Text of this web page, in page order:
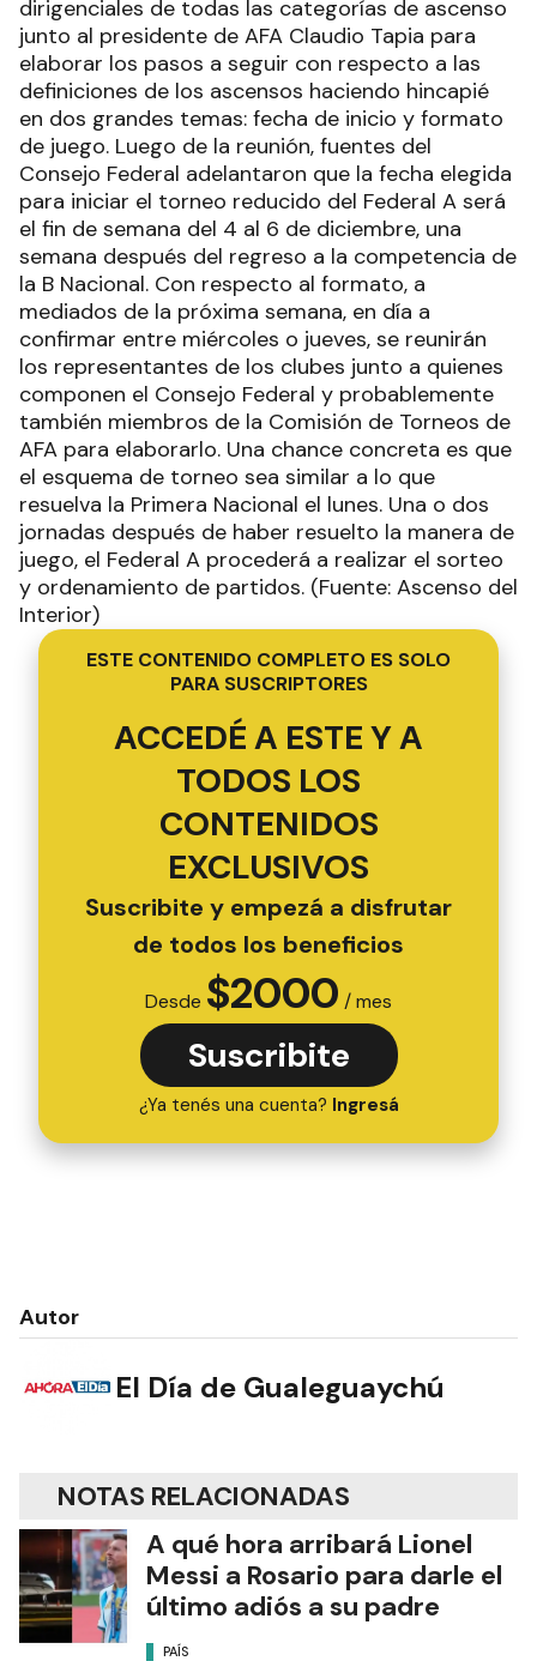
dirigenciales de todas las categorías de ascenso
junto al presidente de AFA Claudio Tapia para
elaborar los pasos a seguir con respecto a las
definiciones de los ascensos haciendo hincapié
en dos grandes temas: fecha de inicio y formato
de juego. Luego de la reunión, fuentes del
Consejo Federal adelantaron que la fecha elegida
para iniciar el torneo reducido del Federal A será
el fin de semana del 4 al 6 de diciembre, una
semana después del regreso a la competencia de
la B Nacional. Con respecto al formato, a
mediados de la próxima semana, en día a
confirmar entre miércoles o jueves, se reunirán
los representantes de los clubes junto a quienes
componen el Consejo Federal y probablemente
también miembros de la Comisión de Torneos de
AFA para elaborarlo. Una chance concreta es que
el esquema de torneo sea similar a lo que
resuelva la Primera Nacional el lunes. Una o dos
jornadas después de haber resuelto la manera de
juego, el Federal A procederá a realizar el sorteo
y ordenamiento de partidos. (Fuente: Ascenso del
Interior)
ESTE CONTENIDO COMPLETO ES SOLO
PARA SUSCRIPTORES
ACCEDÉ A ESTE Y A
TODOS LOS
CONTENIDOS
EXCLUSIVOS
Suscribite y empezá a disfrutar
de todos los beneficios
Desde $2000 / mes
Suscribite
¿Ya tenés una cuenta? Ingresá
Autor
El Día de Gualeguaychú
NOTAS RELACIONADAS
A qué hora arribará Lionel
Messi a Rosario para darle el
último adiós a su padre
PAÍS